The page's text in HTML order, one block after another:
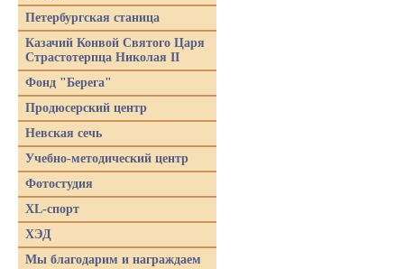
Петербургская станица
Казачий Конвой Святого Царя
Страстотерпца Николая II
Фонд "Берега"
Продюсерский центр
Невская сечь
Учебно-методический центр
Фотостудия
XL-спорт
ХЭД
Мы благодарим и награждаем